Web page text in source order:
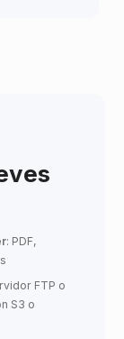
: PDF,
FTP o
S3 o